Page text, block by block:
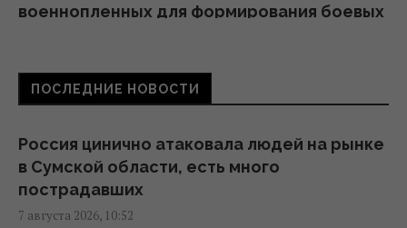
военнопленных для формирования боевых
можно ставить без согласия соседей, а
когда нельзя
07:50 пятница, 07 августа 2026
ПОСЛЕДНИЕ НОВОСТИ
Россия цинично атаковала людей на рынке
в Сумской области, есть много
пострадавших
7 августа 2026, 10:52